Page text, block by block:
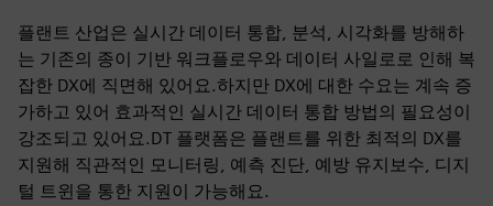
플랜트 산업은 실시간 데이터 통합, 분석, 시각화를 방해하
는 기존의 종이 기반 워크플로우와 데이터 사일로로 인해 복
잡한 DX에 직면해 있어요.하지만 DX에 대한 수요는 계속 증
가하고 있어 효과적인 실시간 데이터 통합 방법의 필요성이
강조되고 있어요.DT 플랫폼은 플랜트를 위한 최적의 DX를
지원해 직관적인 모니터링, 예측 진단, 예방 유지보수, 디지
털 트윈을 통한 지원이 가능해요.